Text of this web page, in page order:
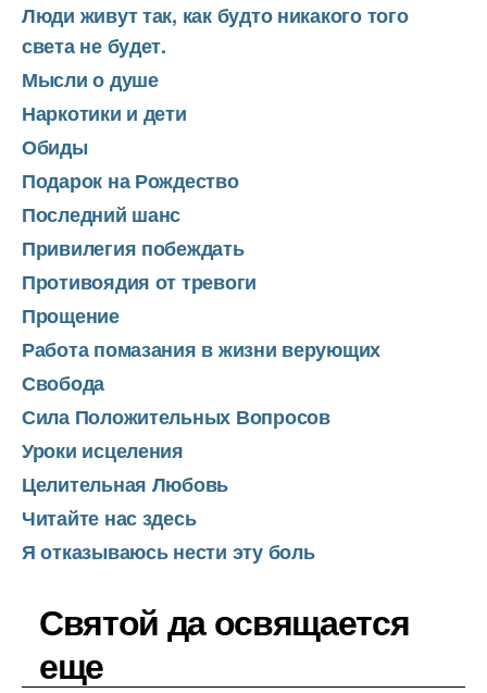
Люди живут так, как будто никакого того
света не будет.
Мысли о душе
Наркотики и дети
Обиды
Подарок на Рождество
Последний шанс
Привилегия побеждать
Противоядия от тревоги
Прощение
Работа помазания в жизни верующих
Свобода
Сила Положительных Вопросов
Уроки исцеления
Целительная Любовь
Читайте нас здесь
Я отказываюсь нести эту боль
Святой да освящается
еще